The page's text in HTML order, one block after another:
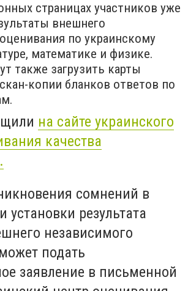
страницах участников уже
внешнего
по украинскому
математике и физике.
также загрузить карты
копии бланков ответов по
на сайте украинского
качества
сомнений в
установки результата
независимого
подать
заявление в письменной